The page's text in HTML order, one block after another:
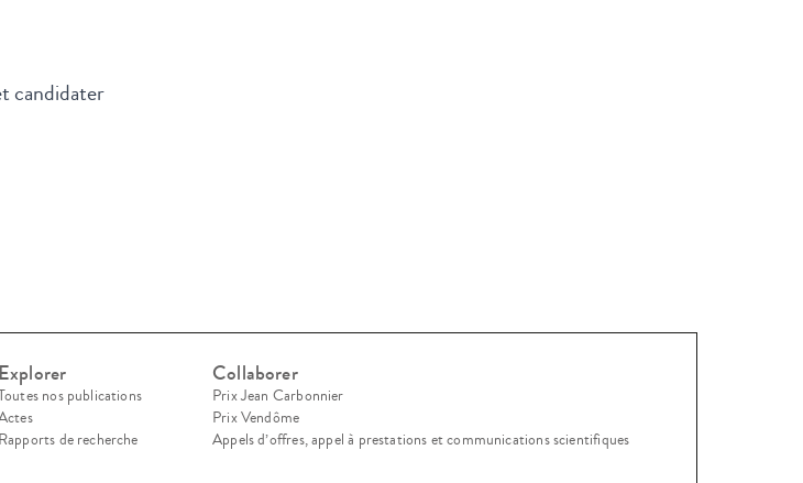
candidater
Explorer
nos publications
Rapports de recherche
Collaborer
Prix Jean Carbonnier
Prix Vendôme
Appels d’offres, appel à prestations et communications scientifiques